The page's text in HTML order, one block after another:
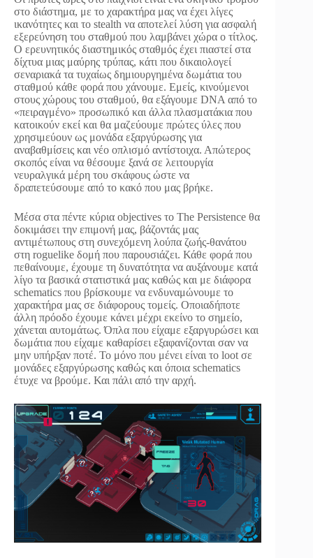
στο διάστημα, με το χαρακτήρα μας να έχει λίγες
ικανότητες και το stealth να αποτελεί λύση για ασφαλή
εξερεύνηση του σταθμού που λαμβάνει χώρα ο τίτλος.
Ο ερευνητικός διαστημικός σταθμός έχει πιαστεί στα
δίχτυα μιας μαύρης τρύπας, κάτι που δικαιολογεί
σεναριακά τα τυχαίως δημιουργημένα δωμάτια του
σταθμού κάθε φορά που χάνουμε. Εμείς, κινούμενοι
στους χώρους του σταθμού, θα εξάγουμε DNA από το
«πειραγμένο» προσωπικό και άλλα πλασματάκια που
κατοικούν εκεί και θα μαζεύουμε πρώτες ύλες που
χρησιμεύουν ως μονάδα εξαργύρωσης για
αναβαθμίσεις και νέο οπλισμό αντίστοιχα. Απώτερος
σκοπός είναι να θέσουμε ξανά σε λειτουργία
νευραλγικά μέρη του σκάφους ώστε να
δραπετεύσουμε από το κακό που μας βρήκε.
Μέσα στα πέντε κύρια objectives το The Persistence θα
δοκιμάσει την επιμονή μας, βάζοντάς μας
αντιμέτωπους στη συνεχόμενη λούπα ζωής-θανάτου
στη roguelike δομή που παρουσιάζει. Κάθε φορά που
πεθαίνουμε, έχουμε τη δυνατότητα να αυξάνουμε κατά
λίγο τα βασικά στατιστικά μας καθώς και με διάφορα
schematics που βρίσκουμε να ενδυναμώνουμε το
χαρακτήρα μας σε διάφορους τομείς. Οποιαδήποτε
άλλη πρόοδο έχουμε κάνει μέχρι εκείνο το σημείο,
χάνεται αυτομάτως. Όπλα που είχαμε εξαργυρώσει και
δωμάτια που είχαμε καθαρίσει εξαφανίζονται σαν να
μην υπήρξαν ποτέ. Το μόνο που μένει είναι το loot σε
μονάδες εξαργύρωσης καθώς και όποια schematics
έτυχε να βρούμε. Και πάλι από την αρχή.